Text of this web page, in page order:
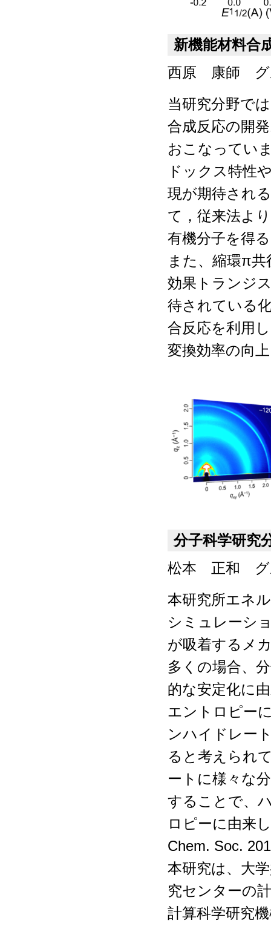
新機能材料合
西原 康師 グ
当研究分野で
合成反応の開
おこなってい
ドックス特性
現が期待され
て，従来法よ
有機分子を得
また、縮環π
効果トランジ
待されている
合反応を利用
変換効率の向
分子科学研究
松本 正和 グ
本研究所エネ
シミュレーシ
が吸着するメ
多くの場合、
的な安定化に
エントロピー
ンハイドレー
ると考えられ
ートに様々な
することで、
ロピーに由来
Chem. Soc.
本研究は、大
究センターの
計算科学研究